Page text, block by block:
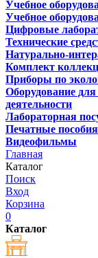
Учебное
Учебное
Цифровые
Технические
Натурально-
Комплект
Приборы по
Оборудование
деятельности
Лабораторная
Печатные
Видеофильмы
Главная
Каталог
Поиск
Вход
Корзина
0
Каталог